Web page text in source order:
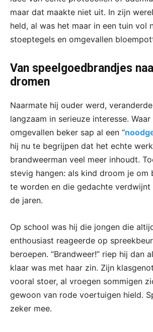
maar dat maakte niet uit. In zijn
held, al was het maar in een tuin vol
stoeptegels en omgevallen
Van speelgoedbrandjes
dromen
Naarmate hij ouder werd,
langzaam in serieuze interesse.
omgevallen beker sap al een “
hij nu te begrijpen dat het echte
brandweerman veel meer inhoudt.
stevig hangen: als kind droom je om
te worden en die gedachte
de jaren.
Op school was hij die jongen die
enthousiast reageerde op
beroepen. “Brandweer!” riep hij dan
klaar was met haar zin. Zijn
vooral stoer, al vroegen sommigen
gewoon van rode voertuigen hield.
zeker mee.